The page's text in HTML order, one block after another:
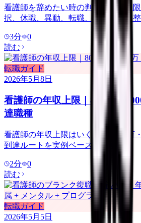
看護師を辞めたい時の判断ガイド。
択、休職、異動、転職、退職準備を整
3分
0
読む
転職ガイド
2026年5月8日
看護師の年収上限｜800 万 /
達職種
看護師の年収上限はいくらか. 800 万
到達ルートを実例ベースで紹介.
2分
0
読む
転職ガイド
2026年5月5日